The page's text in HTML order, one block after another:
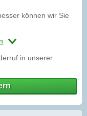
können wir Sie
in unserer